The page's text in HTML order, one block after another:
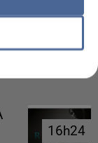
16h24
16h24